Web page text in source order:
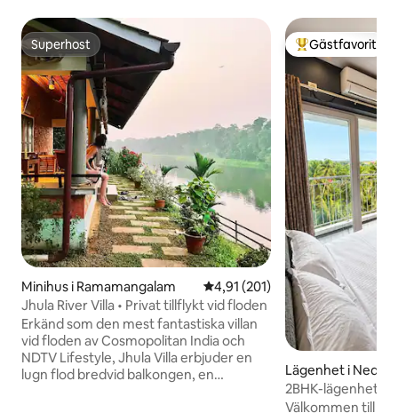
Superhost
Superhost
Minihus i Ramamangalam 4,91 av 5 i genomsnittligt
4,91 (201)
Jhula River Villa • Privat tillflykt vid floden
Erkänd som den mest fantastiska villan
vid floden av Cosmopolitan India och
NDTV Lifestyle, Jhula Villa erbjuder en
lugn flod bredvid balkongen, en
Populär
Gästfavorit
Lägenhet i
2BHK-lägenhet
Familjevistelse
Välkommen till